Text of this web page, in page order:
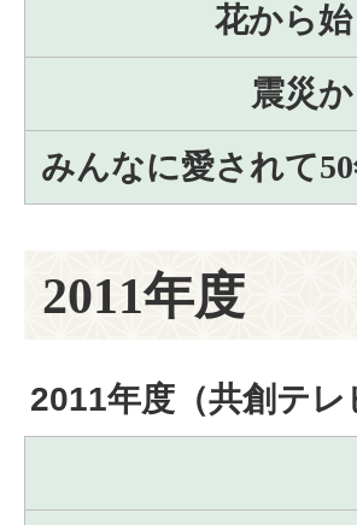
花から
震災
みんなに愛されて
2011年度
2011年度（共創テレ